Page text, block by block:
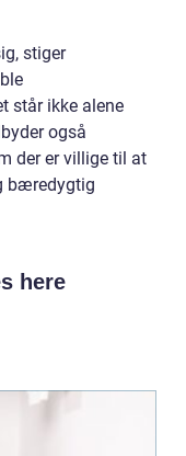
stiger
står ikke alene
også
der er villige til at
bæredygtig
here